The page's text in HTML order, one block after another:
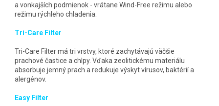
a vonkajších podmienok - vrátane Wind-Free režimu alebo
režimu rýchleho chladenia.
Tri-Care Filter
Tri-Care Filter má tri vrstvy, ktoré zachytávajú väčšie
prachové častice a chlpy. Vďaka zeolitickému materiálu
absorbuje jemný prach a redukuje výskyt vírusov, baktérií a
alergénov.
Easy Filter